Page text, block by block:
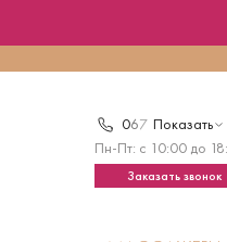
067 Показать
Пн-Пт: с 10:00 до
Заказать звонок